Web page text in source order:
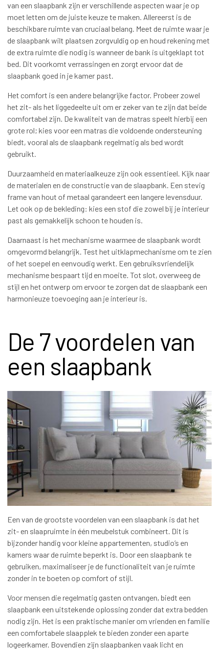
van een slaapbank zijn er verschillende aspecten waar je op
moet letten om de juiste keuze te maken. Allereerst is de
beschikbare ruimte van cruciaal belang. Meet de ruimte waar je
de slaapbank wilt plaatsen zorgvuldig op en houd rekening met
de extra ruimte die nodig is wanneer de bank is uitgeklapt tot
bed. Dit voorkomt verrassingen en zorgt ervoor dat de
slaapbank goed in je kamer past.
Het comfort is een andere belangrijke factor. Probeer zowel
het zit- als het liggedeelte uit om er zeker van te zijn dat beide
comfortabel zijn. De kwaliteit van de matras speelt hierbij een
grote rol; kies voor een matras die voldoende ondersteuning
biedt, vooral als de slaapbank regelmatig als bed wordt
gebruikt.
Duurzaamheid en materiaalkeuze zijn ook essentieel. Kijk naar
de materialen en de constructie van de slaapbank. Een stevig
frame van hout of metaal garandeert een langere levensduur.
Let ook op de bekleding: kies een stof die zowel bij je interieur
past als gemakkelijk schoon te houden is.
Daarnaast is het mechanisme waarmee de slaapbank wordt
omgevormd belangrijk. Test het uitklapmechanisme om te zien
of het soepel en eenvoudig werkt. Een gebruiksvriendelijk
mechanisme bespaart tijd en moeite. Tot slot, overweeg de
stijl en het ontwerp om ervoor te zorgen dat de slaapbank een
harmonieuze toevoeging aan je interieur is.
De 7 voordelen van
een slaapbank
Een van de grootste voordelen van een slaapbank is dat het
zit- en slaapruimte in één meubelstuk combineert. Dit is
bijzonder handig voor kleine appartementen, studio’s en
kamers waar de ruimte beperkt is. Door een slaapbank te
gebruiken, maximaliseer je de functionaliteit van je ruimte
zonder in te boeten op comfort of stijl.
Voor mensen die regelmatig gasten ontvangen, biedt een
slaapbank een uitstekende oplossing zonder dat extra bedden
nodig zijn. Het is een praktische manier om vrienden en familie
een comfortabele slaapplek te bieden zonder een aparte
logeerkamer. Bovendien zijn slaapbanken vaak licht en